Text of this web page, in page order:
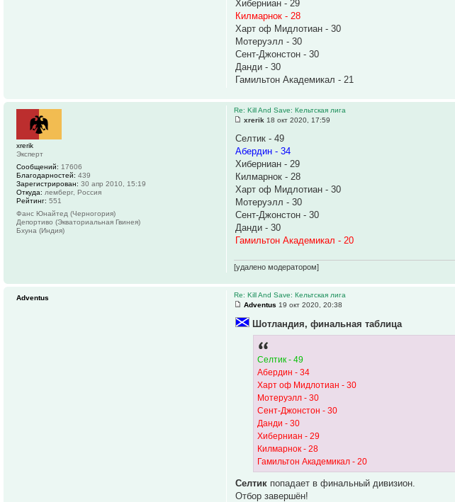
Хиберниан - 29
Килмарнок - 28
Харт оф Мидлотиан - 30
Мотеруэлл - 30
Сент-Джонстон - 30
Данди - 30
Гамильтон Академикал - 21
Re: Kill And Save: Кельтская лига
xrerik 18 окт 2020, 17:59
Селтик - 49
Абердин - 34
Хиберниан - 29
Килмарнок - 28
Харт оф Мидлотиан - 30
Мотеруэлл - 30
Сент-Джонстон - 30
Данди - 30
Гамильтон Академикал - 20
[удалено модератором]
xrerik
Эксперт
Сообщений: 17606
Благодарностей: 439
Зарегистрирован: 30 апр 2010, 15:19
Откуда: лемберг, Россия
Рейтинг: 551
Фанс Юнайтед (Черногория)
Депортиво (Экваториальная Гвинея)
Бхуна (Индия)
Re: Kill And Save: Кельтская лига
Adventus 19 окт 2020, 20:38
Шотландия, финальная таблица
Селтик - 49
Абердин - 34
Харт оф Мидлотиан - 30
Мотеруэлл - 30
Сент-Джонстон - 30
Данди - 30
Хиберниан - 29
Килмарнок - 28
Гамильтон Академикал - 20
Селтик попадает в финальный дивизион.
Отбор завершён!
Adventus